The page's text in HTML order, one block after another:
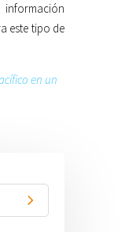
este tipo de
en un